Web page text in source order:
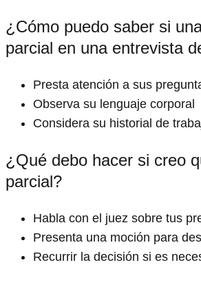
¿Cómo puedo saber si
parcial en una entrevista
Presta atención a sus
Observa su lenguaje corporal
Considera su historial de
¿Qué debo hacer si creo
parcial?
Habla con el juez sobre tus
Presenta una moción para
Recurrir la decisión si es